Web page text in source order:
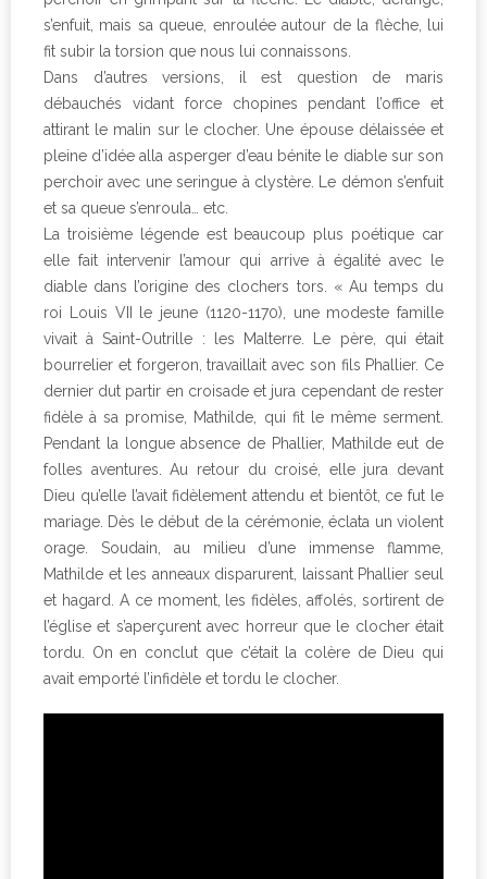
s’enfuit, mais sa queue, enroulée autour de la flèche, lui
fit subir la torsion que nous lui connaissons.
Dans d’autres versions, il est question de maris
débauchés vidant force chopines pendant l’office et
attirant le malin sur le clocher. Une épouse délaissée et
pleine d’idée alla asperger d’eau bénite le diable sur son
perchoir avec une seringue à clystère. Le démon s’enfuit
et sa queue s’enroula… etc.
La troisième légende est beaucoup plus poétique car
elle fait intervenir l’amour qui arrive à égalité avec le
diable dans l’origine des clochers tors. « Au temps du
roi Louis VII le jeune (1120-1170), une modeste famille
vivait à Saint-Outrille : les Malterre. Le père, qui était
bourrelier et forgeron, travaillait avec son fils Phallier. Ce
dernier dut partir en croisade et jura cependant de rester
fidèle à sa promise, Mathilde, qui fit le même serment.
Pendant la longue absence de Phallier, Mathilde eut de
folles aventures. Au retour du croisé, elle jura devant
Dieu qu’elle l’avait fidèlement attendu et bientôt, ce fut le
mariage. Dès le début de la cérémonie, éclata un violent
orage. Soudain, au milieu d’une immense flamme,
Mathilde et les anneaux disparurent, laissant Phallier seul
et hagard. A ce moment, les fidèles, affolés, sortirent de
l’église et s’aperçurent avec horreur que le clocher était
tordu. On en conclut que c’était la colère de Dieu qui
avait emporté l’infidèle et tordu le clocher.